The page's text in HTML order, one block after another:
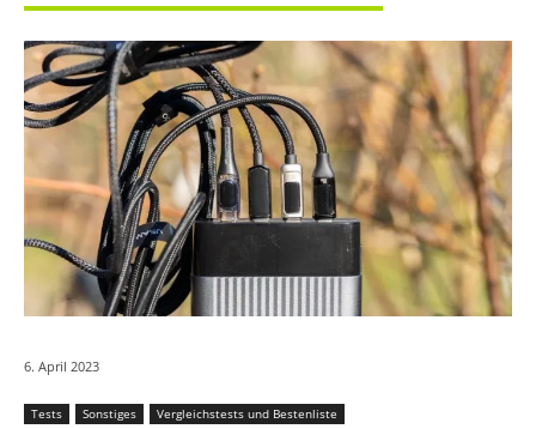
6. April 2023
Tests Sonstiges Vergleichstests und Bestenliste